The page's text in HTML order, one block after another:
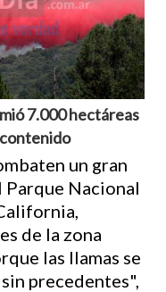
7.000 hectáreas
un gran
Nacional
de la zona
las llamas se
precedentes",